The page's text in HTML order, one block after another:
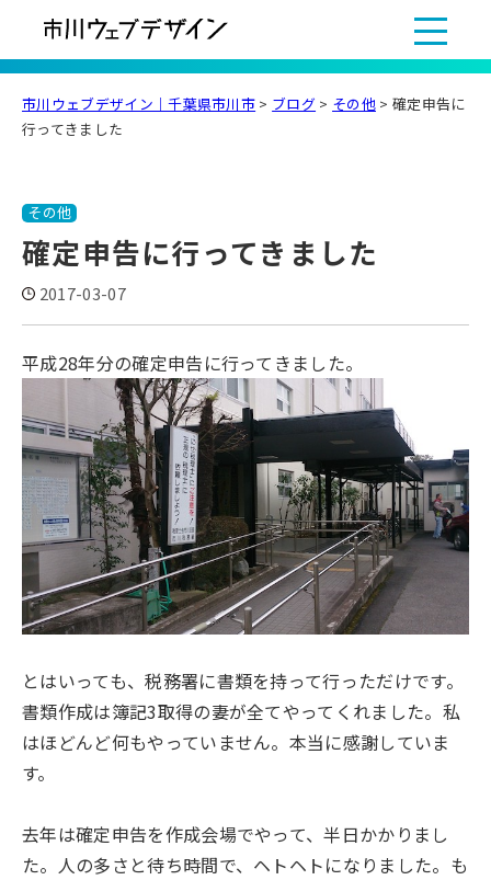
市川ウェブデザイン｜千葉県市川市 > ブログ > その他 > 確定申告に
行ってきました
その他
確定申告に行ってきました
2017-03-07
平成28年分の確定申告に行ってきました。
とはいっても、税務署に書類を持って行っただけです。
書類作成は簿記3取得の妻が全てやってくれました。私
はほどんど何もやっていません。本当に感謝していま
す。
去年は確定申告を作成会場でやって、半日かかりまし
た。人の多さと待ち時間で、ヘトヘトになりました。も